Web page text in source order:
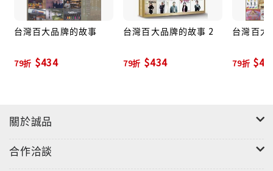
台灣百大品牌的故事
79折 $434
台灣百大品牌的故事 2
79折 $434
台灣百大
79折
關於誠品
合作洽談